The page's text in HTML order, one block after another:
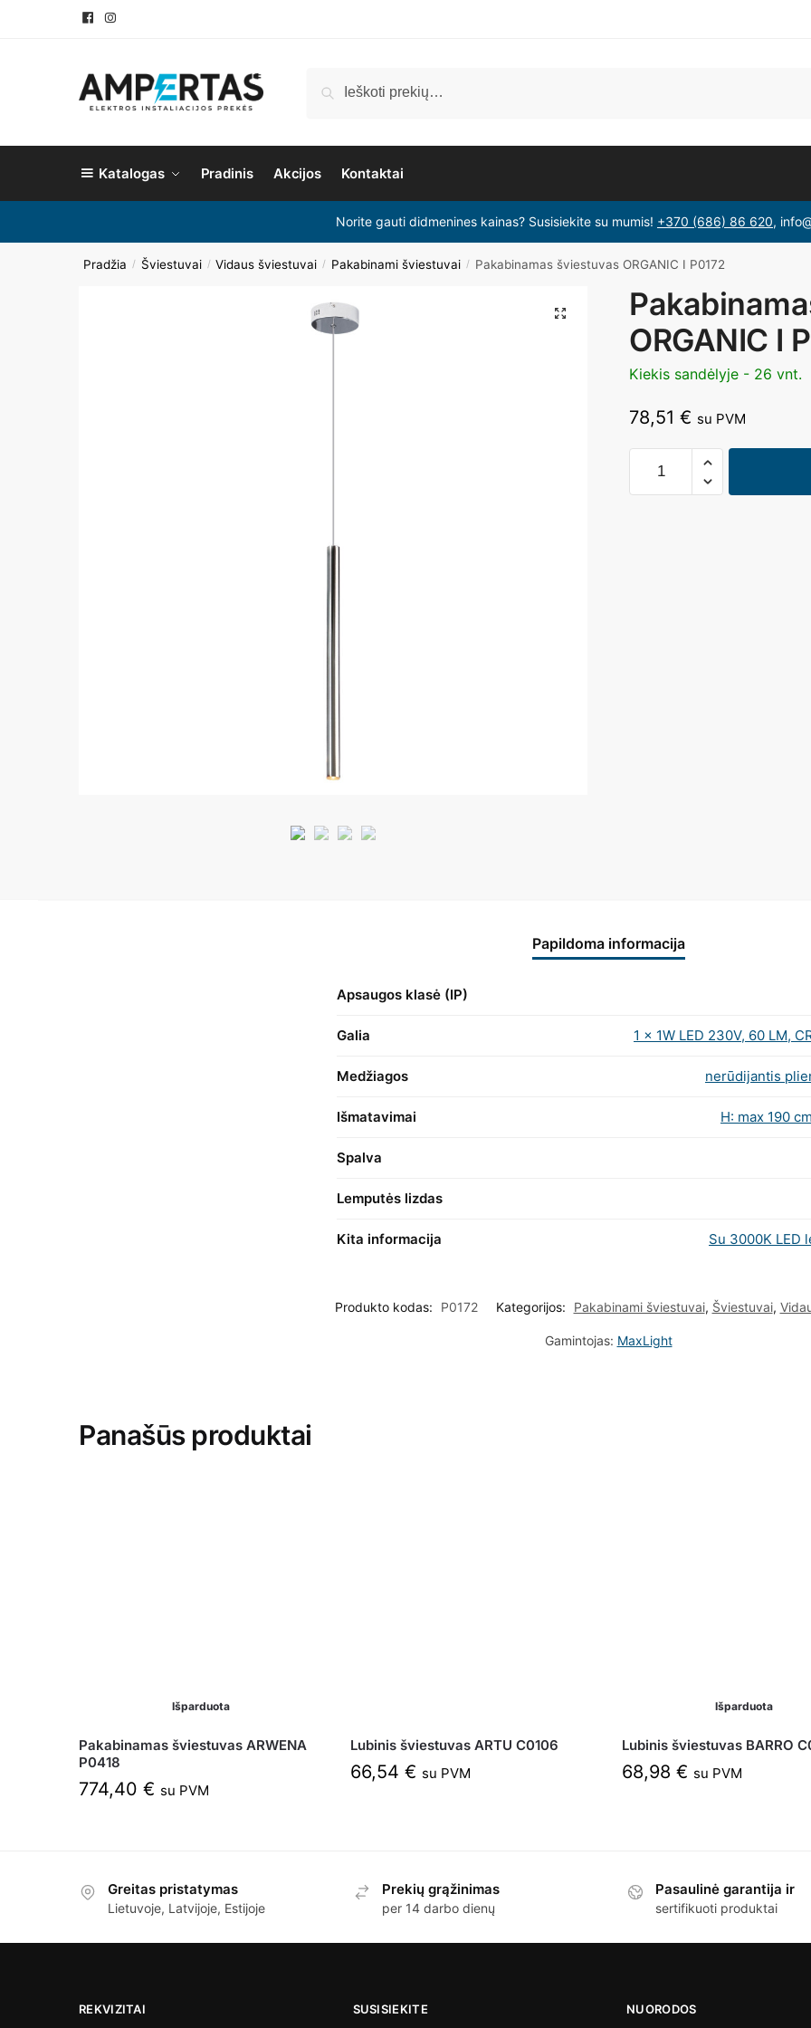
Katalogas Pradinis Akcijos Kontaktai
Norite gauti didmenines kainas? Susisiekite su mumis! +370 (686) 86 620,
Pradžia / Šviestuvai / Vidaus šviestuvai / Pakabinami šviestuvai / Pakabinamas šviestuvas ORGANIC I P0172
ORGANIC I
Kiekis sandėlyje - 26 vnt.
78,51€ su PVM
Papildoma informacija
Apsaugos klasė (IP)
Galia 1 x 1W LED 230V, 60 LM,
Medžiagos nerūdijantis
Išmatavimai H: max 190
Spalva
Lemputės lizdas
Kita informacija Su 3000K LED
Produkto kodas: P0172 Kategorijos: Pakabinami šviestuvai, Šviestuvai,
Gamintojas: MaxLight
Panašūs produktai
Išparduota
Pakabinamas šviestuvas ARWENA
P0418
774,40€ su PVM
Lubinis šviestuvas ARTU C0106
66,54 € su PVM
Išparduota
Lubinis šviestuvas BARRO
68,98 € su PVM
Greitas pristatymas
Lietuvoje, Latvijoje, Estijoje
Prekių grąžinimas
per 14 darbo dienų
Pasaulinė garantija ir
sertifikuoti produktai
REKVIZITAI SUSISIEKITE NUORODOS